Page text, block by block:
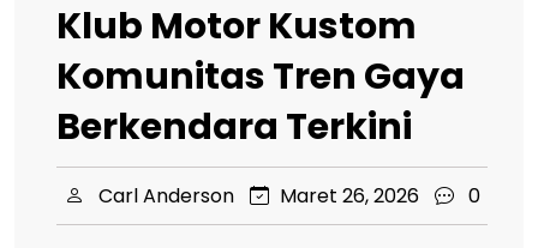
Klub Motor Kustom
Komunitas Tren Gaya
Berkendara Terkini
Carl Anderson Maret 26, 2026 0